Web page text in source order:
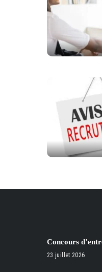
Concours
23 juillet 2026